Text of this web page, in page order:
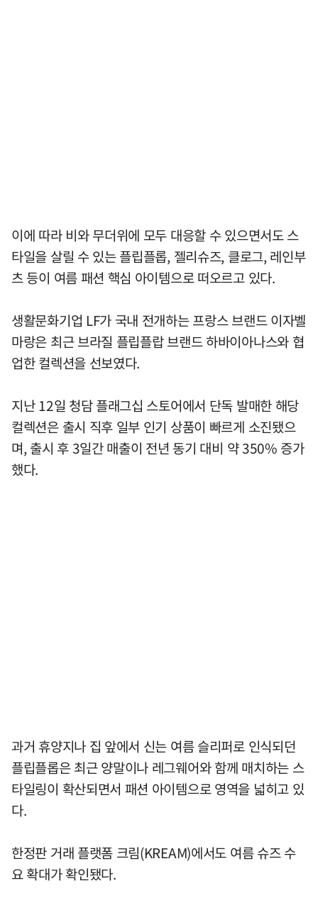
이에 따라 비와 무더위에 모두 대응할 수 있으면서도 스
타일을 살릴 수 있는 플립플롭, 젤리슈즈, 클로그, 레인부
츠 등이 여름 패션 핵심 아이템으로 떠오르고 있다.
생활문화기업 LF가 국내 전개하는 프랑스 브랜드 이자벨
마랑은 최근 브라질 플립플랍 브랜드 하바이아나스와 협
업한 컬렉션을 선보였다.
지난 12일 청담 플래그십 스토어에서 단독 발매한 해당
컬렉션은 출시 직후 일부 인기 상품이 빠르게 소진됐으
며, 출시 후 3일간 매출이 전년 동기 대비 약 350% 증가
했다.
과거 휴양지나 집 앞에서 신는 여름 슬리퍼로 인식되던
플립플롭은 최근 양말이나 레그웨어와 함께 매치하는 스
타일링이 확산되면서 패션 아이템으로 영역을 넓히고 있
다.
한정판 거래 플랫폼 크림(KREAM)에서도 여름 슈즈 수
요 확대가 확인됐다.